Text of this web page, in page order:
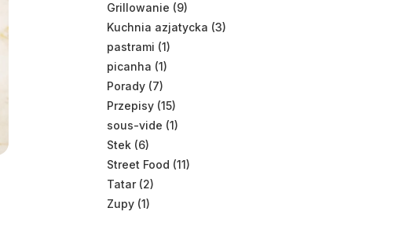
Grillowanie (9)
Kuchnia azjatycka (3)
pastrami (1)
picanha (1)
Porady (7)
Przepisy (15)
sous-vide (1)
Stek (6)
Street Food (11)
Tatar (2)
Zupy (1)